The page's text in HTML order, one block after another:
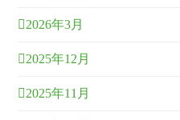
2026年3月
2025年12月
2025年11月